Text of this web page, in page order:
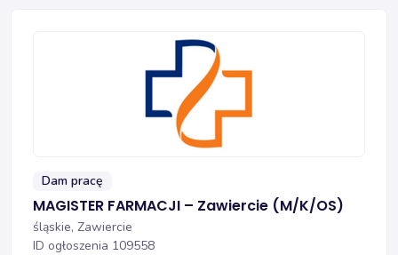
Dam pracę
MAGISTER FARMACJI – Zawiercie (M/K/OS)
śląskie, Zawiercie
ID ogłoszenia 109558